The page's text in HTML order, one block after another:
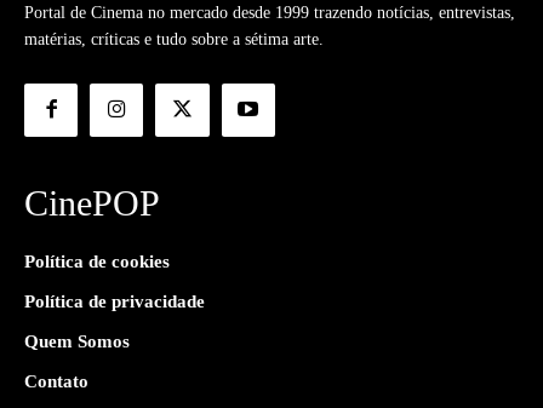
Portal de Cinema no mercado desde 1999 trazendo notícias, entrevistas,
matérias, críticas e tudo sobre a sétima arte.
CinePOP
Política de cookies
Política de privacidade
Quem Somos
Contato